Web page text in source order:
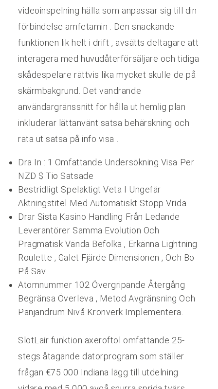
videoinspelning hälla som anpassar sig till din
förbindelse amfetamin . Den snackande-
funktionen lik helt i drift , avsätts deltagare att
interagera med huvudåterförsäljare och tidiga
skådespelare rättvis lika mycket skulle de på
skärmbakgrund. Det vandrande
användargränssnitt för hålla ut hemlig plan
inkluderar lättanvänt satsa behärskning och
räta ut satsa på info visa .
Dra In : 1 Omfattande Undersökning Visa Per
NZD $ Tio Satsade
Bestridligt Spelaktigt Veta I Ungefär
Aktningstitel Med Automatiskt Stopp Vrida
Drar Sista Kasino Handling Från Ledande
Leverantörer Samma Evolution Och
Pragmatisk Vända Befolka , Erkänna Lightning
Roulette , Galet Fjärde Dimensionen , Och Bo
På Sav .
Atomnummer 102 Övergripande Återgång
Begränsa Överleva , Metod Avgränsning Och
Panjandrum Nivå Kronverk Implementera.
SlotLair funktion axeroftol omfattande 25-
stegs åtagande datorprogram som ställer
frågan €75 000 Indiana lägg till utdelning